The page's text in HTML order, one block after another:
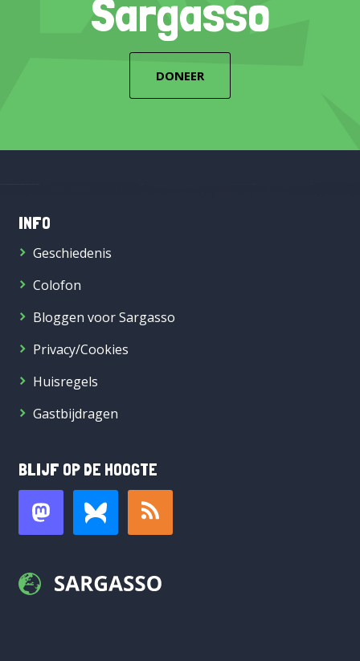
Sargasso
DONEER
INFO
Geschiedenis
Colofon
Bloggen voor Sargasso
Privacy/Cookies
Huisregels
Gastbijdragen
BLIJF OP DE HOOGTE